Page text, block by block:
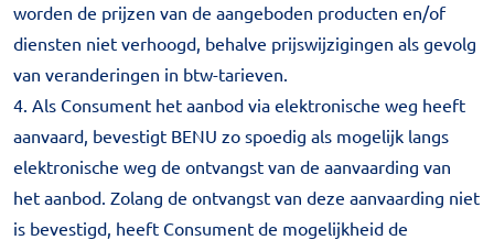
worden de prijzen van de aangeboden producten en/of
diensten niet verhoogd, behalve prijswijzigingen als gevolg
van veranderingen in btw-tarieven.
4. Als Consument het aanbod via elektronische weg heeft
aanvaard, bevestigt BENU zo spoedig als mogelijk langs
elektronische weg de ontvangst van de aanvaarding van
het aanbod. Zolang de ontvangst van deze aanvaarding niet
is bevestigd, heeft Consument de mogelijkheid de